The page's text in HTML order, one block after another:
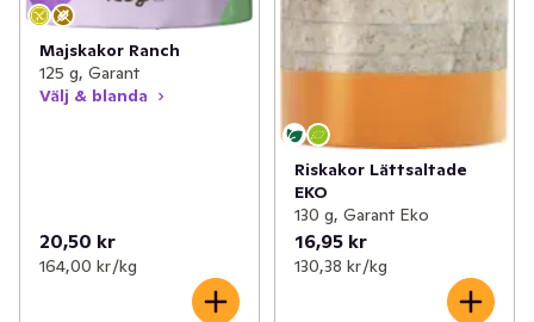
Majskakor Ranch
125 g, Garant
Välj & blanda
20,50 kr
164,00 kr /kg
Riskakor Lättsaltade
EKO
130 g, Garant Eko
16,95 kr
130,38 kr /kg